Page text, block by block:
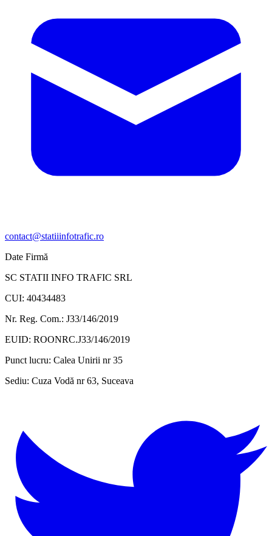
contact@statiiinfotrafic.ro
Date Firmă
SC STATII INFO TRAFIC SRL
CUI: 40434483
Nr. Reg. Com.: J33/146/2019
EUID: ROONRC.J33/146/2019
Punct lucru: Calea Unirii nr 35
Sediu: Cuza Vodă nr 63, Suceava